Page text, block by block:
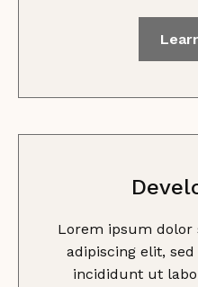
Lorem ipsum
adipiscing elit,
incididunt ut